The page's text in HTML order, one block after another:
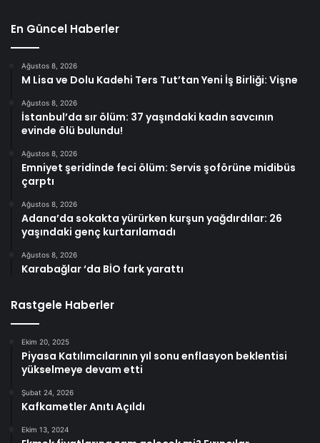
En Güncel Haberler
Ağustos 8, 2026
M Lisa ve Dolu Kadehi Ters Tut’tan Yeni İş Birliği: Vişne
Ağustos 8, 2026
İstanbul’da sır ölüm: 37 yaşındaki kadın savcının
evinde ölü bulundu!
Ağustos 8, 2026
Emniyet şeridinde feci ölüm: Servis şoförüne midibüs
çarptı
Ağustos 8, 2026
Adana’da sokakta yürürken kurşun yağdırdılar: 26
yaşındaki genç kurtarılamadı
Ağustos 8, 2026
Karabağlar ‘da BİO fark yarattı
Rastgele Haberler
Ekim 20, 2025
Piyasa Katılımcılarının yıl sonu enflasyon beklentisi
yükselmeye devam etti
Şubat 24, 2026
Kafkametler Anıtı Açıldı
Ekim 13, 2024